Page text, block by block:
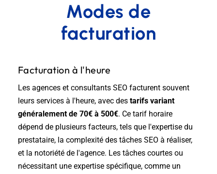
Modes de
facturation
Facturation à l'heure
Les agences et consultants SEO facturent souvent
leurs services à l'heure, avec destarifs variant
généralement de 70€ à 500€. Ce tarif horaire
dépend de plusieurs facteurs, tels que l'expertise du
prestataire, la complexité des tâches SEO à réaliser,
et la notoriété de l'agence. Les tâches courtes ou
nécessitant une expertise spécifique, comme un